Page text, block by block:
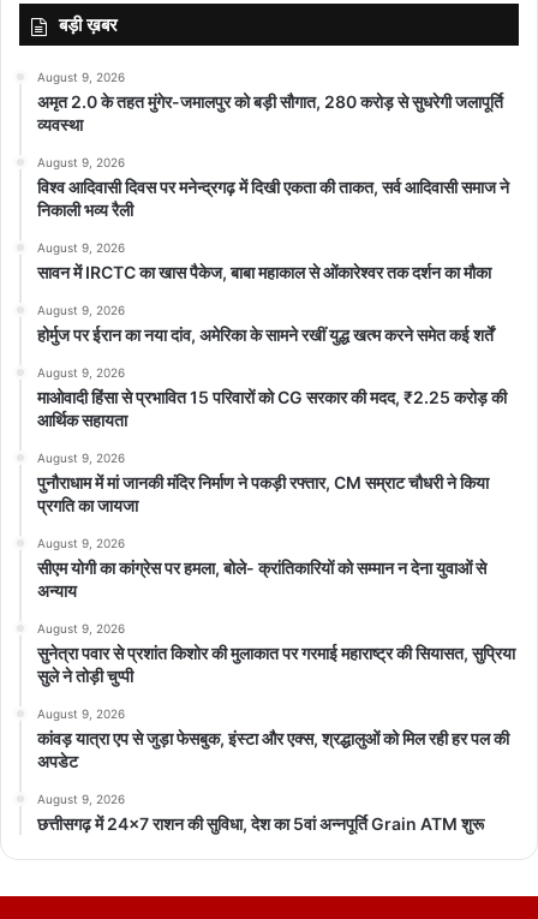
बड़ी ख़बर
August 9, 2026
अमृत 2.0 के तहत मुंगेर-जमालपुर को बड़ी सौगात, 280 करोड़ से सुधरेगी जलापूर्ति
व्यवस्था
August 9, 2026
विश्व आदिवासी दिवस पर मनेन्द्रगढ़ में दिखी एकता की ताकत, सर्व आदिवासी समाज ने
निकाली भव्य रैली
August 9, 2026
सावन में IRCTC का खास पैकेज, बाबा महाकाल से ओंकारेश्वर तक दर्शन का मौका
August 9, 2026
होर्मुज पर ईरान का नया दांव, अमेरिका के सामने रखीं युद्ध खत्म करने समेत कई शर्तें
August 9, 2026
माओवादी हिंसा से प्रभावित 15 परिवारों को CG सरकार की मदद, ₹2.25 करोड़ की
आर्थिक सहायता
August 9, 2026
पुनौराधाम में मां जानकी मंदिर निर्माण ने पकड़ी रफ्तार, CM सम्राट चौधरी ने किया
प्रगति का जायजा
August 9, 2026
सीएम योगी का कांग्रेस पर हमला, बोले- क्रांतिकारियों को सम्मान न देना युवाओं से
अन्याय
August 9, 2026
सुनेत्रा पवार से प्रशांत किशोर की मुलाकात पर गरमाई महाराष्ट्र की सियासत, सुप्रिया
सुले ने तोड़ी चुप्पी
August 9, 2026
कांवड़ यात्रा एप से जुड़ा फेसबुक, इंस्टा और एक्स, श्रद्धालुओं को मिल रही हर पल की
अपडेट
August 9, 2026
छत्तीसगढ़ में 24×7 राशन की सुविधा, देश का 5वां अन्नपूर्ति Grain ATM शुरू